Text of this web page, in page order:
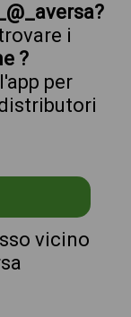
i
?
l'app per
vicino